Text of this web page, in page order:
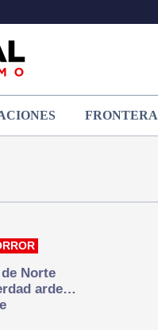
FRONTERA
Norte
arde…